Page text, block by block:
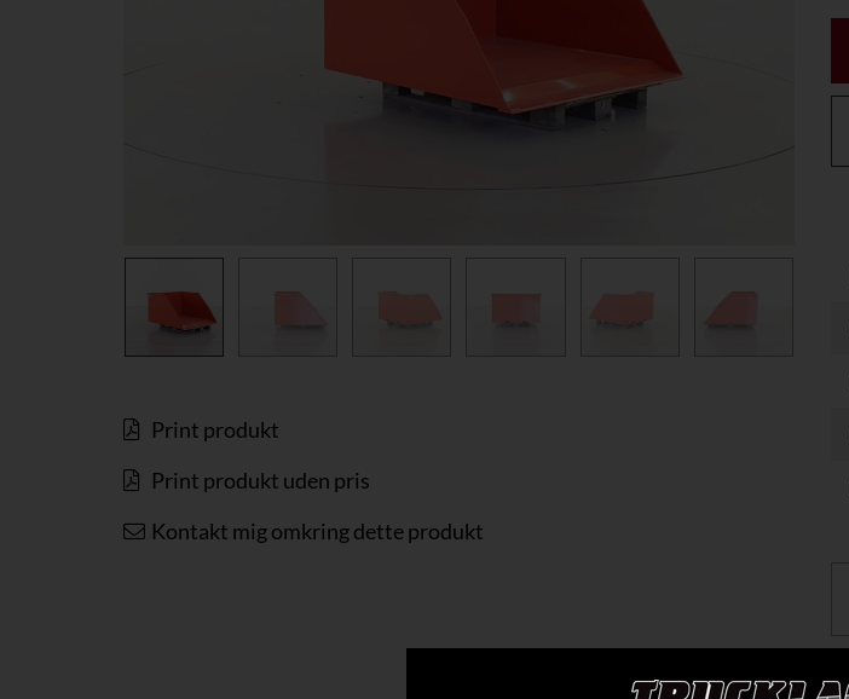
Print produkt
Print produkt uden pris
Kontakt mig omkring dette produkt